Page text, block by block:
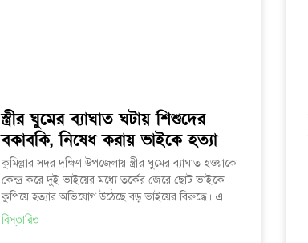
স্ত্রীর ঘুমের ব্যাঘাত ঘটায় শিশুদের
বকাবকি, নিষেধ করায় ভাইকে হত্যা
কুমিল্লার সদর দক্ষিণ উপজেলায় স্ত্রীর ঘুমের ব্যাঘাত হওয়াকে
কেন্দ্র করে দুই ভাইয়ের মধ্যে তর্কের জেরে ছোট ভাইকে
কুপিয়ে হত্যার অভিযোগ উঠেছে বড় ভাইয়ের বিরুদ্ধে। এ
বিস্তারিত